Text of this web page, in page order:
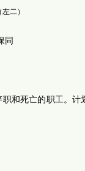
二）
和死亡的职工。计